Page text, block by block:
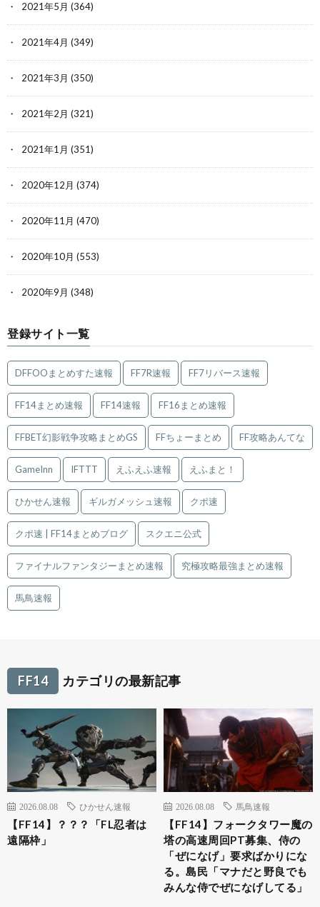
2021年5月 (364)
2021年4月 (349)
2021年3月 (350)
2021年2月 (321)
2021年1月 (351)
2020年12月 (374)
2020年11月 (470)
2020年10月 (553)
2020年9月 (348)
登録サイト一覧
DFFOOまとめすた速報 FF7R速報 FF7リバース速報
FF14まとめ速報 FF14速報 FF16まとめ速報
FFBET幻影戦争攻略まとめGS FFちょーまとめ FF攻略あんてな
GameInn IFTTT えふえふ速報 えふまと！
ひかせん速報 ギルガメッシュ速報 クポ速
クポ速 | FF14まとめブログ スクエニ公式
ファイナルファンタジーまとめ速報 究極攻略最強まとめ速報
馬鳥速報
FF14 カテゴリの最新記事
2026.08.08 ひかせん速報
【FF14】？？？「FL忍者は
遠隔枠」
2026.08.08 馬鳥速報
【FF14】フォークタワー魔の
塔の高速周回PT募集、侍の
「ぜになげ」要求ばかりにな
る。島民「マナだと野良でも
みんな侍でぜになげしてる」